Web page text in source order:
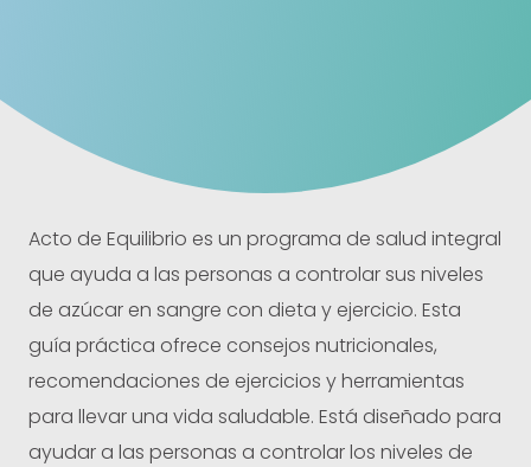
Acto de Equilibrio es un programa de salud integral
que ayuda a las personas a controlar sus niveles
de azúcar en sangre con dieta y ejercicio. Esta
guía práctica ofrece consejos nutricionales,
recomendaciones de ejercicios y herramientas
para llevar una vida saludable. Está diseñado para
ayudar a las personas a controlar los niveles de